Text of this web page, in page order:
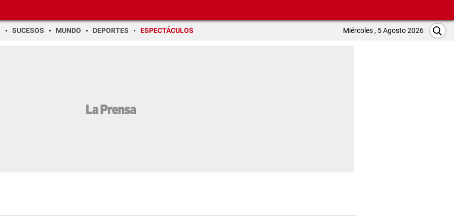
SUCESOS MUNDO DEPORTES ESPECTÁCULOS Miércoles , 5 Agosto 2026